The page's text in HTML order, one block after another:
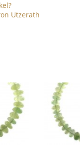
Utzerath